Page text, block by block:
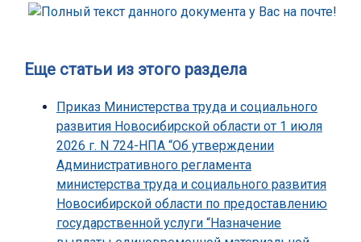
Еще статьи из этого раздела
Приказ Министерства труда и социального
развития Новосибирской области от 1 июля
2026 г. N 724-НПА “Об утверждении
Административного регламента
министерства труда и социального развития
Новосибирской области по предоставлению
государственной услуги “Назначение